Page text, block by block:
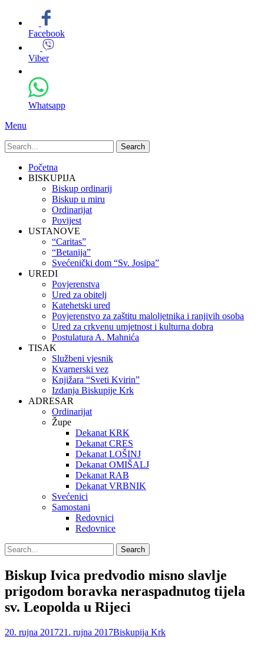
Facebook
Viber
Whatsapp
Menu
Search
for:
Primary
Menu
Skip
Početna
BISKUPIJA
Biskup ordinarij
Biskup u miru
Ordinarijat
Povijest
USTANOVE
“Caritas”
“Betanija”
Svećenički dom “Sv. Josipa”
UREDI
Povjerenstva
Ured za obitelj
Katehetski ured
Povjerenstvo za zaštitu maloljetnika i ranjivih osoba
Ured za crkvenu umjetnost i kulturna dobra
Postulatura A. Mahnića
TISAK
Službeni vjesnik
Kvarnerski vez
Knjižara “Sveti Kvirin”
Izdanja Biskupije Krk
ADRESAR
Ordinarijat
Župe
Dekanat KRK
Dekanat CRES
Dekanat LOŠINJ
Dekanat OMIŠALJ
Dekanat RAB
Dekanat VRBNIK
Svećenici
Samostani
Redovnici
Redovnice
Search
Search
for:
Biskup Ivica predvodio misno slavlje
prigodom boravka neraspadnutog tijela
sv. Leopolda u Rijeci
Posted
20. rujna 201721. rujna 2017Author
Biskupija Krk